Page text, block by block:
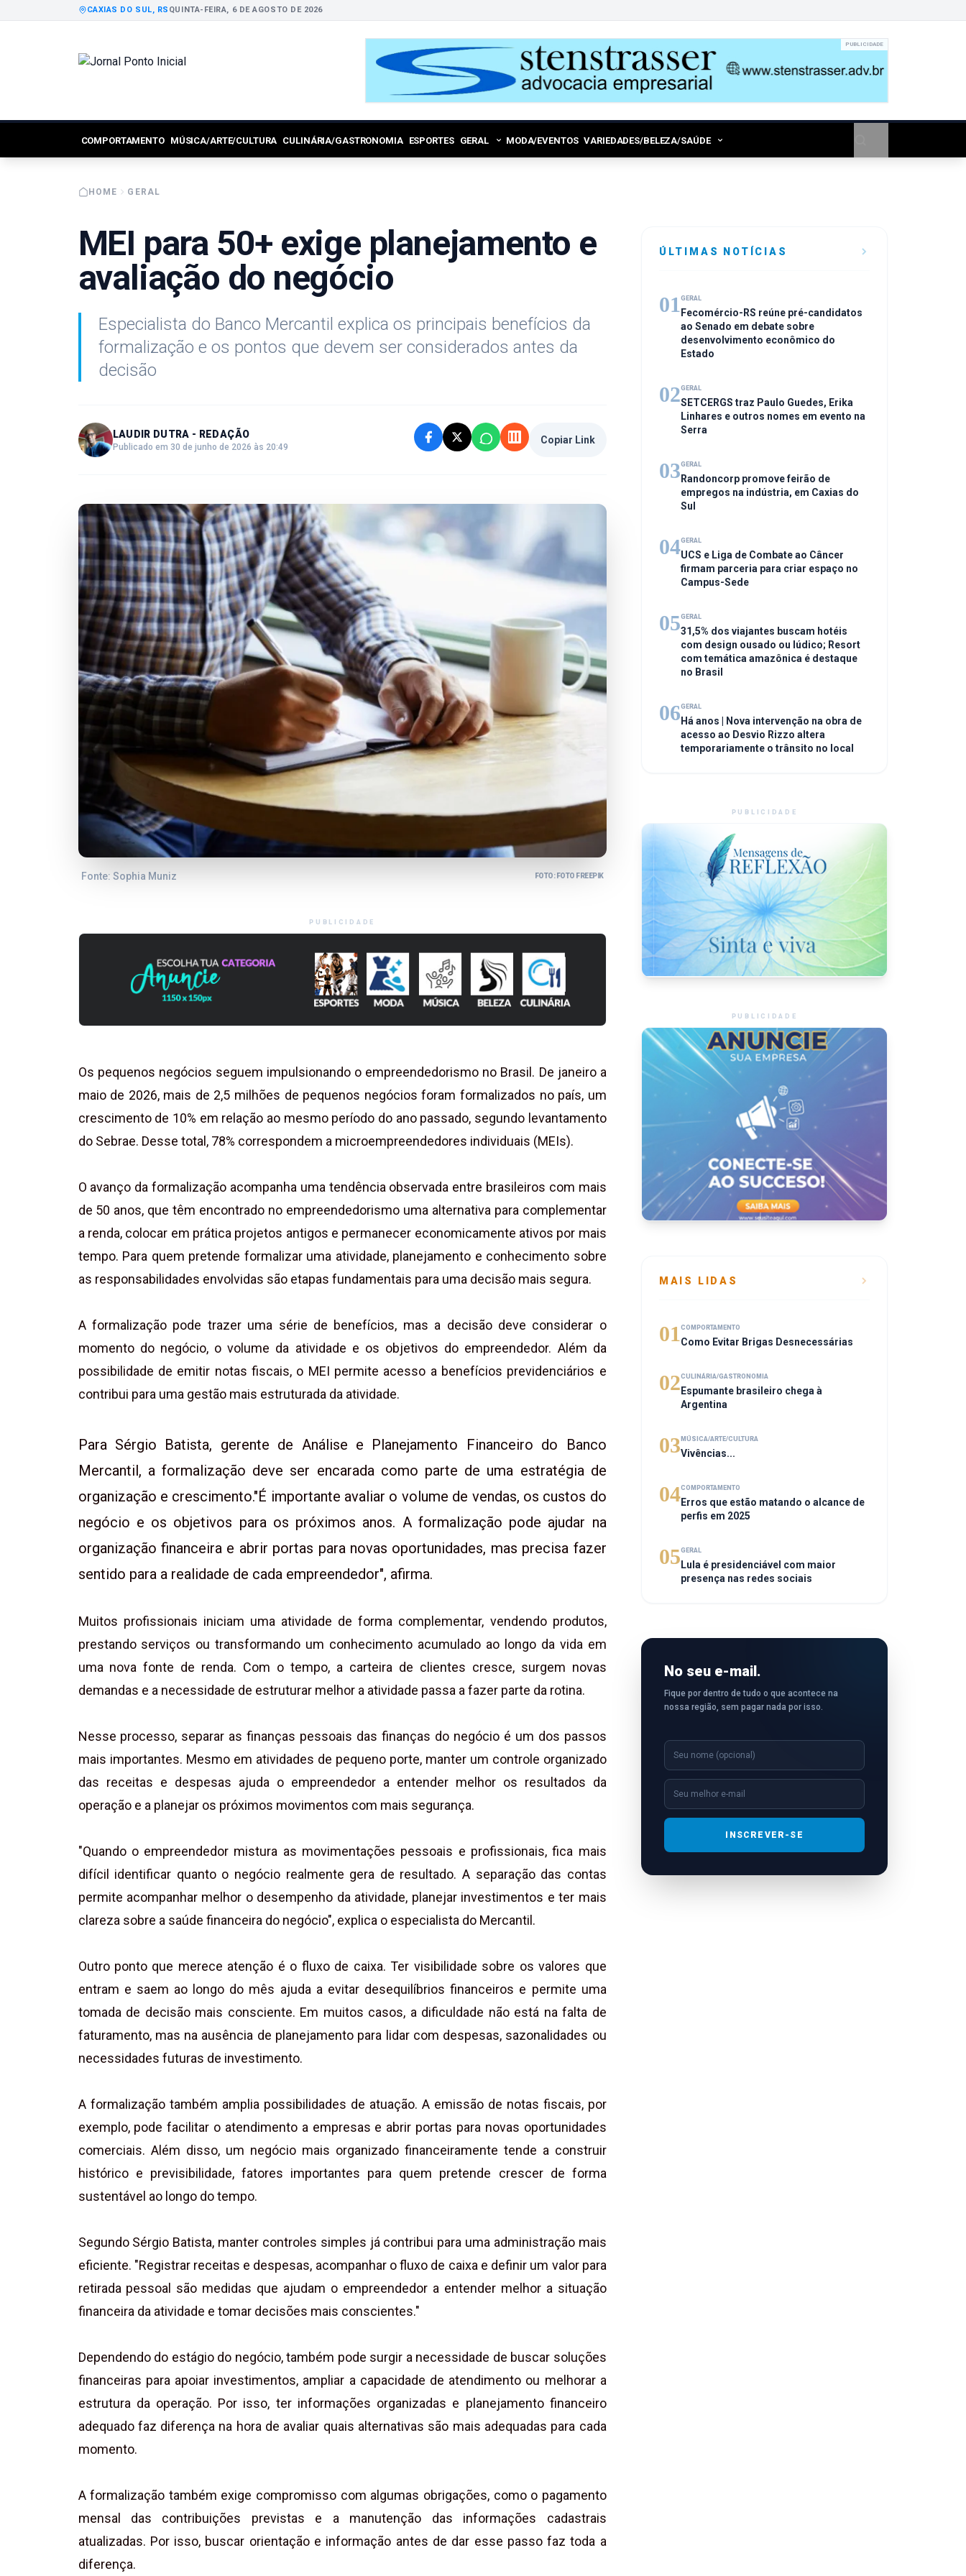
CAXIAS DO SUL, RS QUINTA-FEIRA, 6 DE AGOSTO DE 2026
PUBLICIDADE
COMPORTAMENTO MÚSICA/ARTE/CULTURA CULINÁRIA/GASTRONOMIA ESPORTES GERAL MODA/EVENTOS VARIEDADES/BELEZA/SAÚDE
HOME GERAL
MEI para 50+ exige planejamento e
avaliação do negócio
Especialista do Banco Mercantil explica os principais benefícios da
formalização e os pontos que devem ser considerados antes da
decisão
LAUDIR DUTRA - REDAÇÃO
Publicado em 30 de junho de 2026 às 20:49
Copiar Link
Fonte: Sophia Muniz FOTO: FOTO FREEPIK
PUBLICIDADE
Os pequenos negócios seguem impulsionando o empreendedorismo no Brasil. De janeiro a
maio de 2026, mais de 2,5 milhões de pequenos negócios foram formalizados no país, um
crescimento de 10% em relação ao mesmo período do ano passado, segundo levantamento
do Sebrae. Desse total, 78% correspondem a microempreendedores individuais (MEIs).
O avanço da formalização acompanha uma tendência observada entre brasileiros com mais
de 50 anos, que têm encontrado no empreendedorismo uma alternativa para complementar
a renda, colocar em prática projetos antigos e permanecer economicamente ativos por mais
tempo. Para quem pretende formalizar uma atividade, planejamento e conhecimento sobre
as responsabilidades envolvidas são etapas fundamentais para uma decisão mais segura.
A formalização pode trazer uma série de benefícios, mas a decisão deve considerar o
momento do negócio, o volume da atividade e os objetivos do empreendedor. Além da
possibilidade de emitir notas fiscais, o MEI permite acesso a benefícios previdenciários e
contribui para uma gestão mais estruturada da atividade.
Para Sérgio Batista, gerente de Análise e Planejamento Financeiro do Banco
Mercantil, a formalização deve ser encarada como parte de uma estratégia de
organização e crescimento."É importante avaliar o volume de vendas, os custos do
negócio e os objetivos para os próximos anos. A formalização pode ajudar na
organização financeira e abrir portas para novas oportunidades, mas precisa fazer
sentido para a realidade de cada empreendedor", afirma.
Muitos profissionais iniciam uma atividade de forma complementar, vendendo produtos,
prestando serviços ou transformando um conhecimento acumulado ao longo da vida em
uma nova fonte de renda. Com o tempo, a carteira de clientes cresce, surgem novas
demandas e a necessidade de estruturar melhor a atividade passa a fazer parte da rotina.
Nesse processo, separar as finanças pessoais das finanças do negócio é um dos passos
mais importantes. Mesmo em atividades de pequeno porte, manter um controle organizado
das receitas e despesas ajuda o empreendedor a entender melhor os resultados da
operação e a planejar os próximos movimentos com mais segurança.
"Quando o empreendedor mistura as movimentações pessoais e profissionais, fica mais
difícil identificar quanto o negócio realmente gera de resultado. A separação das contas
permite acompanhar melhor o desempenho da atividade, planejar investimentos e ter mais
clareza sobre a saúde financeira do negócio", explica o especialista do Mercantil.
Outro ponto que merece atenção é o fluxo de caixa. Ter visibilidade sobre os valores que
entram e saem ao longo do mês ajuda a evitar desequilíbrios financeiros e permite uma
tomada de decisão mais consciente. Em muitos casos, a dificuldade não está na falta de
faturamento, mas na ausência de planejamento para lidar com despesas, sazonalidades ou
necessidades futuras de investimento.
A formalização também amplia possibilidades de atuação. A emissão de notas fiscais, por
exemplo, pode facilitar o atendimento a empresas e abrir portas para novas oportunidades
comerciais. Além disso, um negócio mais organizado financeiramente tende a construir
histórico e previsibilidade, fatores importantes para quem pretende crescer de forma
sustentável ao longo do tempo.
Segundo Sérgio Batista, manter controles simples já contribui para uma administração mais
eficiente. "Registrar receitas e despesas, acompanhar o fluxo de caixa e definir um valor para
retirada pessoal são medidas que ajudam o empreendedor a entender melhor a situação
financeira da atividade e tomar decisões mais conscientes."
Dependendo do estágio do negócio, também pode surgir a necessidade de buscar soluções
financeiras para apoiar investimentos, ampliar a capacidade de atendimento ou melhorar a
estrutura da operação. Por isso, ter informações organizadas e planejamento financeiro
adequado faz diferença na hora de avaliar quais alternativas são mais adequadas para cada
momento.
A formalização também exige compromisso com algumas obrigações, como o pagamento
mensal das contribuições previstas e a manutenção das informações cadastrais
atualizadas. Por isso, buscar orientação e informação antes de dar esse passo faz toda a
diferença.
ÚLTIMAS NOTÍCIAS
01 GERAL
Fecomércio-RS reúne pré-candidatos
ao Senado em debate sobre
desenvolvimento econômico do
Estado
02GERAL
SETCERGS traz Paulo Guedes, Erika
Linhares e outros nomes em evento na
Serra
03GERAL
Randoncorp promove feirão de
empregos na indústria, em Caxias do
Sul
04GERAL
UCS e Liga de Combate ao Câncer
firmam parceria para criar espaço no
Campus-Sede
05GERAL
31,5% dos viajantes buscam hotéis
com design ousado ou lúdico; Resort
com temática amazônica é destaque
no Brasil
06GERAL
Há anos | Nova intervenção na obra de
acesso ao Desvio Rizzo altera
temporariamente o trânsito no local
PUBLICIDADE
PUBLICIDADE
MAIS LIDAS
01 COMPORTAMENTO
Como Evitar Brigas Desnecessárias
02CULINÁRIA/GASTRONOMIA
Espumante brasileiro chega à
Argentina
03 MÚSICA/ARTE/CULTURA
Vivências...
04COMPORTAMENTO
Erros que estão matando o alcance de
perfis em 2025
05GERAL
Lula é presidenciável com maior
presença nas redes sociais
No seu e-mail.
Fique por dentro de tudo o que acontece na
nossa região, sem pagar nada por isso.
INSCREVER-SE